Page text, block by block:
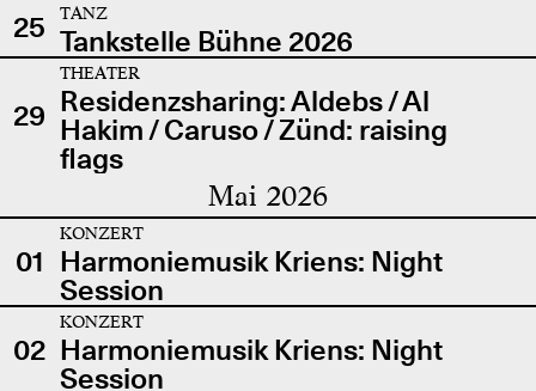
25
TANZ
Tankstelle Bühne 2026
29
THEATER
Residenzsharing: Aldebs / Al
Hakim / Caruso / Zünd: raising
flags
Mai 2026
01
KONZERT
Harmoniemusik Kriens: Night
Session
02
KONZERT
Harmoniemusik Kriens: Night
Session